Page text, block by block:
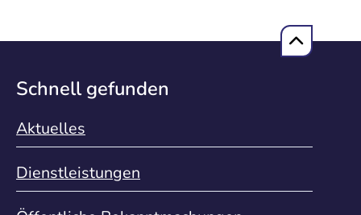
Schnell gefunden
Aktuelles
Dienstleistungen